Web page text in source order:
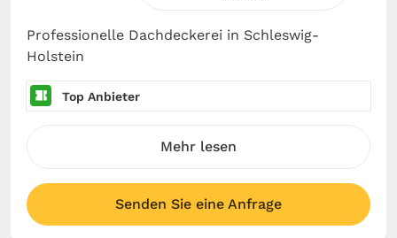
Professionelle Dachdeckerei in Schleswig-
Holstein
Top Anbieter
Mehr lesen
Senden Sie eine Anfrage